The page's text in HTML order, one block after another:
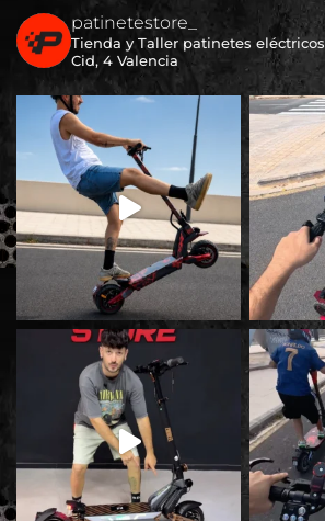
patinetestore_
Tienda y Taller patinetes eléctricos
Cid, 4 Valencia